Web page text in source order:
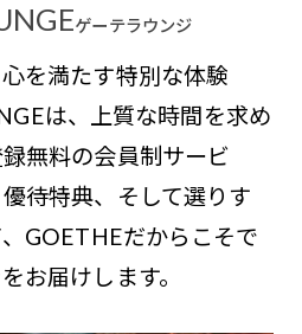
ゲーテラウンジ
を満たす特別な体験
は、上質な時間を求め
無料の会員制サービ
待特典、そして選りす
GOETHEだからこそで
お届けします。